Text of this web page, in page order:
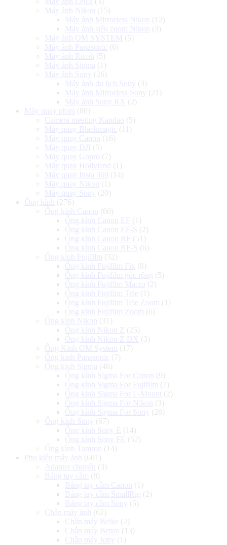
Máy ảnh Nikon
(15)
Máy ảnh Mirrorless Nikon
(12)
Máy ảnh siêu zoom Nikon
(3)
Máy ảnh OM SYSTEM (5)
Máy ảnh Panasonic (6)
Máy ảnh Ricoh
(5)
Máy ảnh Sigma (1)
Máy ảnh Sony (26)
Máy ảnh du lịch Sony (3)
Máy ảnh Mirrorless Sony (21)
Máy ảnh Sony RX (2)
Máy quay phim (80)
Camera meeting Kandao (5)
Máy quay Blackmagic (11)
Máy quay Canon
(16)
Máy quay DJI (5)
Máy quay Gopro (7)
Máy quay Hollyland
(1)
Máy quay Insta 360 (14)
Máy quay Nikon
(1)
Máy quay Sony (20)
Ống kính
(276)
Ống kính Canon
(60)
Ống kính Canon EF
(1)
Ống kính Canon EF-S (2)
Ống kính Canon RF
(51)
Ống kính Canon RF-S (6)
Ống kính Fujifilm (32)
Ống kính Fujifilm Fix (8)
Ống kính Fujifilm góc rộng (5)
Ống kính Fujifilm Macro (2)
Ống kính Fujifilm Tele (1)
Ống kính Fujifilm Tele Zoom (1)
Ống kính Fujifilm Zoom (6)
Ống kính Nikon
(31)
Ống kính Nikon Z (25)
Ống kính Nikon Z DX (3)
Ống Kính OM System (17)
Ống kính Panasonic (7)
Ống kính Sigma (48)
Ống kính Sigma For Canon
(9)
Ống kính Sigma For Fujifilm (7)
Ống kính Sigma For L-Mount (2)
Ống kính Sigma For Nikon
(3)
Ống kính Sigma For Sony (26)
Ống kính Sony (67)
Ống kính Sony E
(14)
Ống kính Sony FE
(52)
Ống kính Tamron
(14)
Phụ kiện máy ảnh
(601)
Adapter chuyển
(3)
Báng tay cầm (8)
Báng tay cầm Canon
(1)
Báng tay cầm SmallRig (2)
Báng tay cầm Sony (5)
Chân máy ảnh
(62)
Chân máy Beike (2)
Chân máy Benro (13)
Chân máy Joby (1)